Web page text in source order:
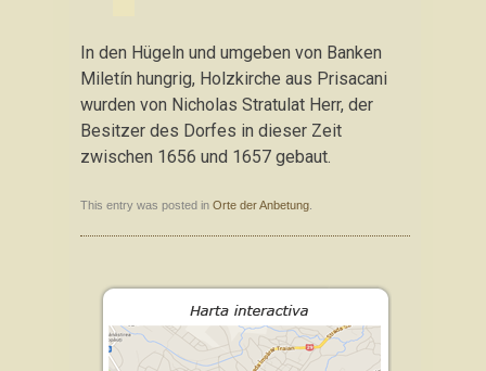
In den Hügeln und umgeben von Banken
Miletín hungrig, Holzkirche aus Prisacani
wurden von Nicholas Stratulat Herr, der
Besitzer des Dorfes in dieser Zeit
zwischen 1656 und 1657 gebaut.
This entry was posted in Orte der Anbetung